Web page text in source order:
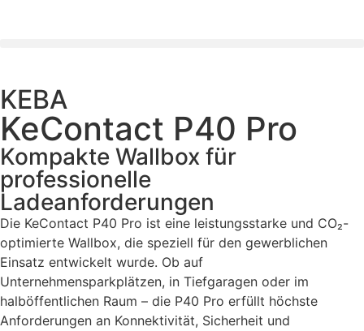
KEBA
KeContact P40 Pro
Kompakte Wallbox für
professionelle
Ladeanforderungen
Die KeContact P40 Pro ist eine leistungsstarke und CO₂-
optimierte Wallbox, die speziell für den gewerblichen
Einsatz entwickelt wurde. Ob auf
Unternehmensparkplätzen, in Tiefgaragen oder im
halböffentlichen Raum – die P40 Pro erfüllt höchste
Anforderungen an Konnektivität, Sicherheit und